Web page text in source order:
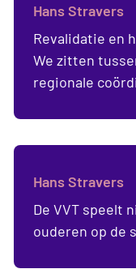
Hans Stravers
Revalidatie en
We zitten
regionale
Hans Stravers
De VVT speelt
ouderen op de